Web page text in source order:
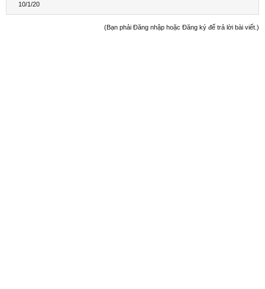
10/1/20
(Bạn phải Đăng nhập hoặc Đăng ký để trả lời bài viết.)